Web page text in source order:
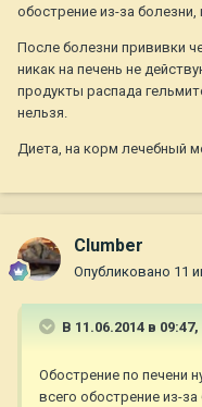
обострение из-за
После болезни прививки
никак на печень не
продукты распада
нельзя.
Диета, на корм лечебный
Clumber
Опубликовано 11
В 11.06.2014 в
Обострение по печени
всего обострение из-